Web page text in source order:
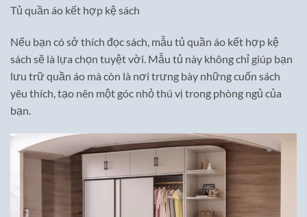
Tủ quần áo kết hợp kệ sách
Nếu bạn có sở thích đọc sách, mẫu tủ quần áo kết hợp kệ
sách sẽ là lựa chọn tuyệt vời. Mẫu tủ này không chỉ giúp bạn
lưu trữ quần áo mà còn là nơi trưng bày những cuốn sách
yêu thích, tạo nên một góc nhỏ thú vị trong phòng ngủ của
bạn.